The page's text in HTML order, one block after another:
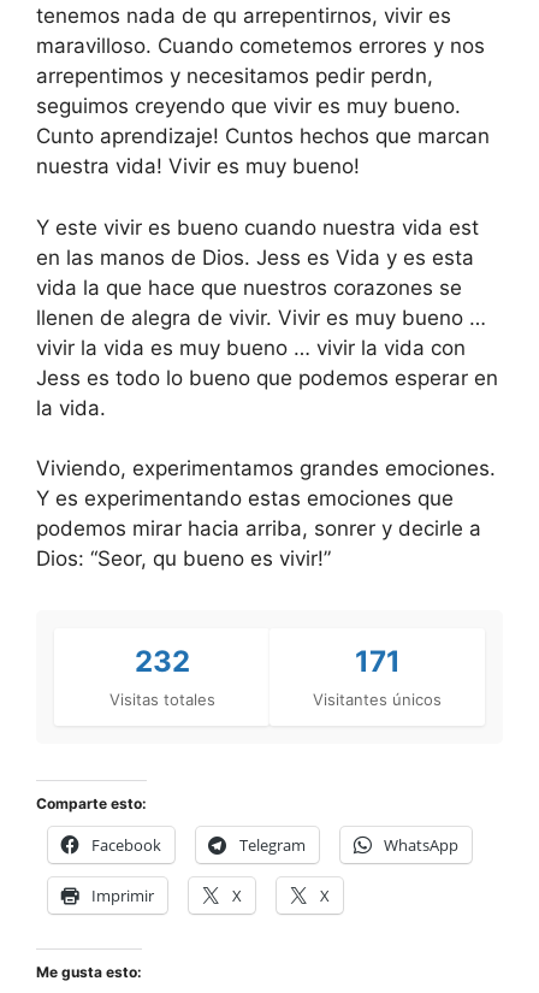
tenemos nada de qu arrepentirnos, vivir es
maravilloso. Cuando cometemos errores y nos
arrepentimos y necesitamos pedir perdn,
seguimos creyendo que vivir es muy bueno.
Cunto aprendizaje! Cuntos hechos que marcan
nuestra vida! Vivir es muy bueno!
Y este vivir es bueno cuando nuestra vida est
en las manos de Dios. Jess es Vida y es esta
vida la que hace que nuestros corazones se
llenen de alegra de vivir. Vivir es muy bueno …
vivir la vida es muy bueno … vivir la vida con
Jess es todo lo bueno que podemos esperar en
la vida.
Viviendo, experimentamos grandes emociones.
Y es experimentando estas emociones que
podemos mirar hacia arriba, sonrer y decirle a
Dios: “Seor, qu bueno es vivir!”
232
Visitas totales
171
Visitantes únicos
Comparte esto:
Facebook Telegram WhatsApp
Imprimir X X
Me gusta esto: